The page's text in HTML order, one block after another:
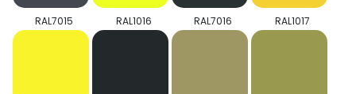
RAL7015 RAL1016 RAL7016 RAL1017